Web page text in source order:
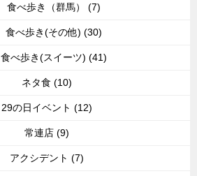
食べ歩き（群馬） (7)
食べ歩き(その他) (30)
食べ歩き(スイーツ) (41)
ネタ食 (10)
29の日イベント (12)
常連店 (9)
アクシデント (7)